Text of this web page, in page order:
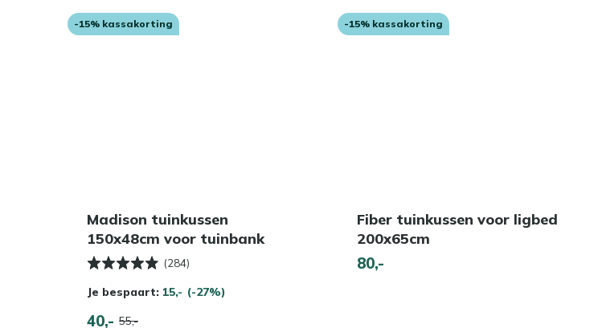
-15% kassakorting
Madison tuinkussen
150x48cm voor tuinbank
(284)
Je bespaart: 15,- (-27%)
40,- 55,-
-15% kassakorting
Fiber tuinkussen voor ligbed
200x65cm
80,-